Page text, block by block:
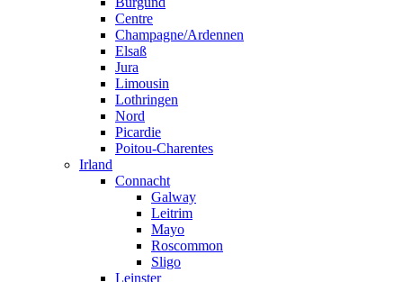
Centre
Champagne/Ardennen
Elsaß
Jura
Limousin
Lothringen
Nord
Picardie
Poitou-Charentes
Irland
Connacht
Galway
Leitrim
Mayo
Roscommon
Sligo
Leinster